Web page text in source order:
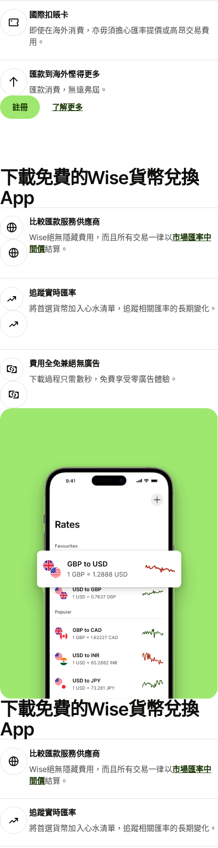
國際扣賬卡
即使在海外消費，亦毋須擔心匯率提價或高昂交易費
用。
匯款到海外慳得更多
匯款消費，無遠弗屆。
註冊
了解更多
下載免費的Wise貨幣兌換
App
比較匯款服務供應商
Wise絕無隱藏費用，而且所有交易一律以市場匯率中
間價結算。
追蹤實時匯率
將首選貨幣加入心水清單，追蹤相關匯率的長期變化。
費用全免兼絕無廣告
下載過程只需數秒，免費享受零廣告體驗。
下載免費的Wise貨幣兌換
App
比較匯款服務供應商
Wise絕無隱藏費用，而且所有交易一律以市場匯率中
間價結算。
追蹤實時匯率
將首選貨幣加入心水清單，追蹤相關匯率的長期變化。